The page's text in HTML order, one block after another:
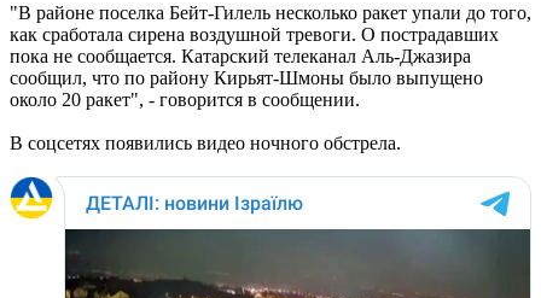
"В районе поселка Бейт-Гилель несколько ракет упали до того,
как сработала сирена воздушной тревоги. О пострадавших
пока не сообщается. Катарский телеканал Аль-Джазира
сообщил, что по району Кирьят-Шмоны было выпущено
около 20 ракет", - говорится в сообщении.
В соцсетях появились видео ночного обстрела.